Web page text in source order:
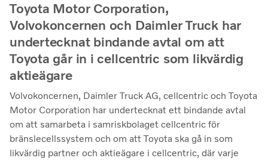
Toyota Motor Corporation,
Volvokoncernen och Daimler Truck har
undertecknat bindande avtal om att
Toyota går in i cellcentric som likvärdig
aktieägare
Volvokoncernen, Daimler Truck AG, cellcentric och Toyota
Motor Corporation har undertecknat ett bindande avtal
om att samarbeta i samriskbolaget cellcentric för
bränslecellssystem och om att Toyota ska gå in som
likvärdig partner och aktieägare i cellcentric, där varje